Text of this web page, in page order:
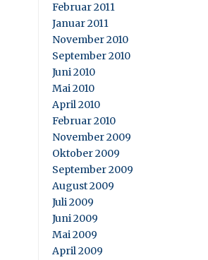
Februar 2011
Januar 2011
November 2010
September 2010
Juni 2010
Mai 2010
April 2010
Februar 2010
November 2009
Oktober 2009
September 2009
August 2009
Juli 2009
Juni 2009
Mai 2009
April 2009